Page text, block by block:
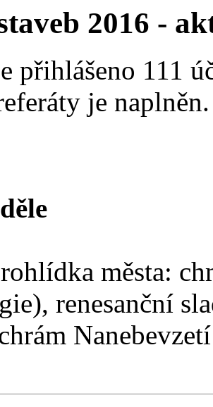
2016 -
přihlášeno 111
je naplněn.
města:
renesanční